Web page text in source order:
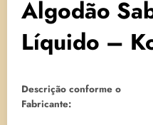
Algodão
Líquido –
Descrição conforme o
Fabricante: